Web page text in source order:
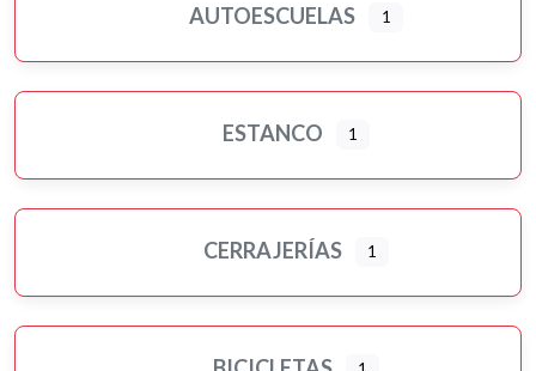
AUTOESCUELAS 1
ESTANCO 1
CERRAJERÍAS 1